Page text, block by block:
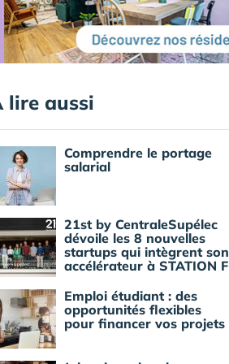
lire aussi
Comprendre le portage
salarial
21st by CentraleSupélec
dévoile les 8 nouvelles
startups qui intègrent son
accélérateur à STATION F
Emploi étudiant : des
opportunités flexibles
pour financer vos projets